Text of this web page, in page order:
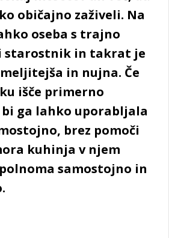
običajno zaživeli. Na
oseba s trajno
starostnik in takrat je
in nujna. Če
išče primerno
ga lahko uporabljala
brez pomoči
kuhinja v njem
samostojno in